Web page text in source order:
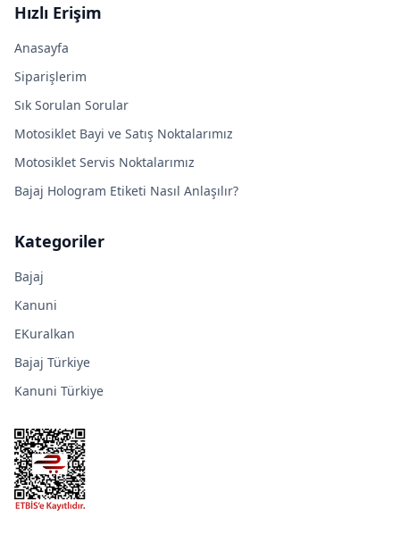
Hızlı Erişim
Anasayfa
Siparişlerim
Sık Sorulan Sorular
Motosiklet Bayi ve Satış Noktalarımız
Motosiklet Servis Noktalarımız
Bajaj Hologram Etiketi Nasıl Anlaşılır?
Kategoriler
Bajaj
Kanuni
EKuralkan
Bajaj Türkiye
Kanuni Türkiye